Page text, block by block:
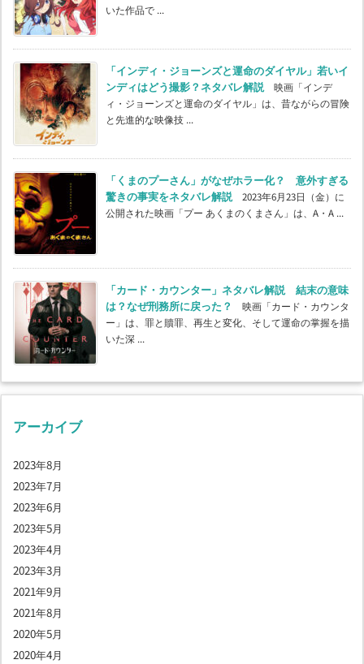
いた作品で ...
「インディ・ジョーンズと運命のダイヤル」若いイ
ンディはどう撮影？ネタバレ解説映画「インデ
ィ・ジョーンズと運命のダイヤル」は、昔ながらの冒険
と先進的な映像技 ...
「くまのプーさん」がなぜホラー化？ 意外すぎる
驚きの事実をネタバレ解説2023年6月23日（金）に
公開された映画「プー あくまのくまさん」は、A・A ...
「カード・カウンター」ネタバレ解説 結末の意味
は？なぜ刑務所に戻った？
映画「カード・カウンタ
ー」は、罪と贖罪、再生と変化、そして運命の掌握を描
いた深 ...
アーカイブ
2023年8月
2023年7月
2023年6月
2023年5月
2023年4月
2023年3月
2021年9月
2021年8月
2020年5月
2020年4月